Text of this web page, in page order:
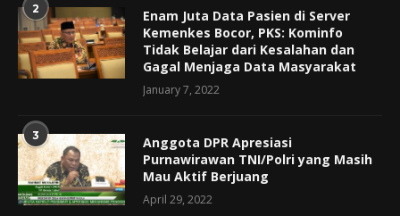
2
Enam Juta Data Pasien di Server
Kemenkes Bocor, PKS: Kominfo
Tidak Belajar dari Kesalahan dan
Gagal Menjaga Data Masyarakat
January 7, 2022
3
Anggota DPR Apresiasi
Purnawirawan TNI/Polri yang Masih
Mau Aktif Berjuang
April 29, 2022